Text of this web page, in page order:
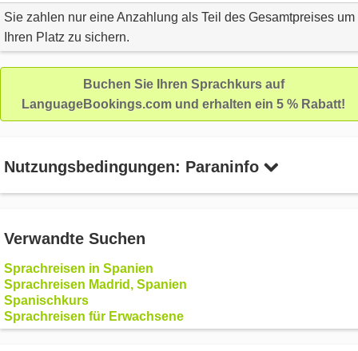
Sie zahlen nur eine Anzahlung als Teil des Gesamtpreises um
Ihren Platz zu sichern.
Buchen Sie Ihren Sprachkurs auf
LanguageBookings.com und erhalten ein 5 % Rabatt!
Nutzungsbedingungen: Paraninfo
Verwandte Suchen
Sprachreisen in Spanien
Sprachreisen Madrid, Spanien
Spanischkurs
Sprachreisen für Erwachsene